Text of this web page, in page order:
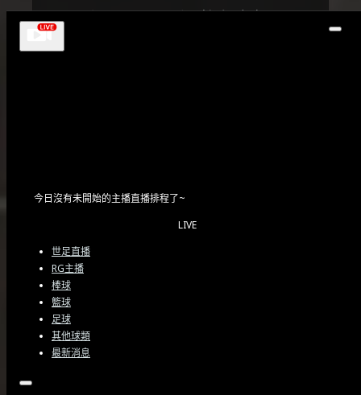
恩（Ella Toone）將在今年夏
天舉行的婚禮上留下一個空座
關於我們
今日沒有未開始的主播直播排程了~
LIVE
世足直播
RG主播
棒球
籃球
足球
其他球類
最新消息